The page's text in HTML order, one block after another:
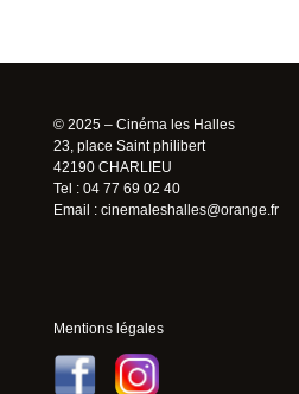
© 2025 – Cinéma les Halles
23, place Saint philibert
42190 CHARLIEU
Tel : 04 77 69 02 40
Email : cinemaleshalles@orange.fr
Mentions légales